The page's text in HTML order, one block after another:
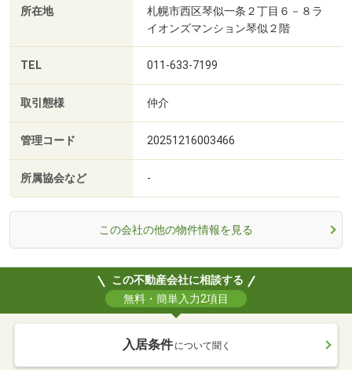
所在地
札幌市西区琴似一条２丁目６－８ラ
イオンズマンション琴似２階
TEL 011-633-7199
取引態様 仲介
管理コード 20251216003466
所属協会など -
この会社の他の物件情報を見る
この不動産会社に相談する
無料・簡単入力2項目
入居条件 について聞く